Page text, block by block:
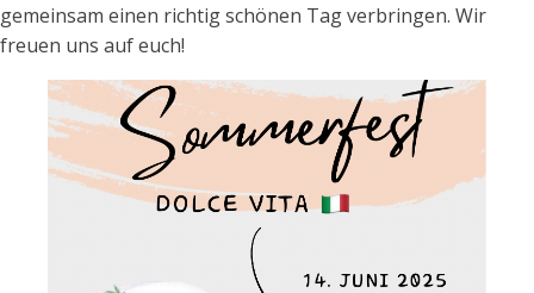
gemeinsam einen richtig schönen Tag verbringen. Wir
freuen uns auf euch!